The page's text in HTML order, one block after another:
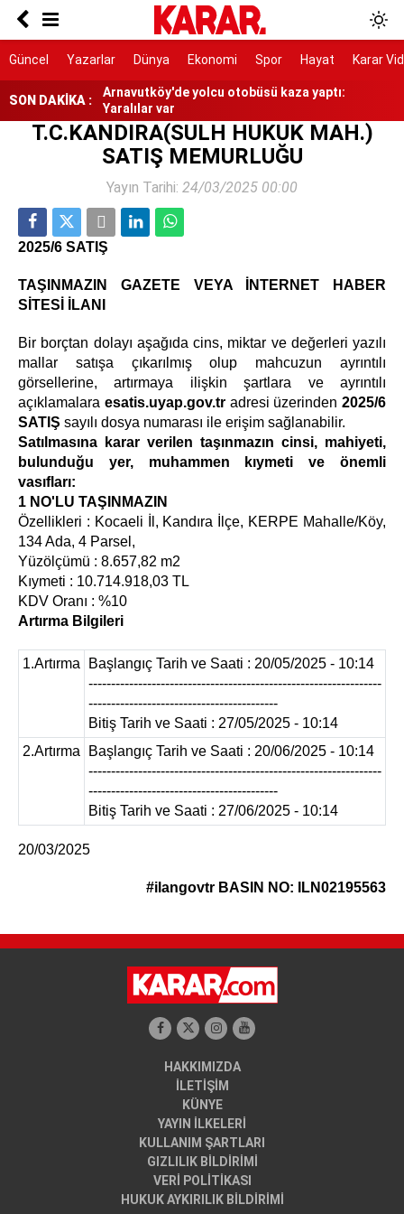
Güncel Yazarlar Dünya Ekonomi Spor Hayat Karar
SON DAKİKA :
YENİ Partili Özgür Karabat’tan Bakan Şimşek’e
“fabrika” tepkisi
Artvin'de insansız hava aracı bulundu
Arnavutköy'de yolcu otobüsü kaza yaptı:
Yaralılar var
Milyonlarca ev sahibine kötü haber: 2027 emlak
vergisinde yüzde 50 zam kapıda
5 yaşındaki Ada ve onu kurtarmaya çalışan
Derya boğuldu
CHP, Menderes'te aday çıkaracak
T.C.KANDIRA(SULH HUKUK MAH.)
SATIŞ MEMURLUĞU
Yayın Tarihi: 24/03/2025 00:00
2025/6 SATIŞ
TAŞINMAZIN GAZETE VEYA İNTERNET HABER
SİTESİ İLANI
Bir borçtan dolayı aşağıda cins, miktar ve değerleri yazılı
mallar satışa çıkarılmış olup mahcuzun ayrıntılı
görsellerine, artırmaya ilişkin şartlara ve ayrıntılı
açıklamalara esatis.uyap.gov.tradresi üzerinden 2025/6
SATIŞ sayılı dosya numarası ile erişim sağlanabilir.
Satılmasına karar verilen taşınmazın cinsi, mahiyeti,
bulunduğu yer, muhammen kıymeti ve önemli
vasıfları:
1 NO'LU TAŞINMAZIN
Özellikleri : Kocaeli İl, Kandıra İlçe, KERPE Mahalle/Köy,
134 Ada, 4 Parsel,
Yüzölçümü : 8.657,82 m2
Kıymeti : 10.714.918,03 TL
KDV Oranı : %10
Artırma Bilgileri
1.Artırma
Başlangıç Tarih ve Saati : 20/05/2025 - 10:14
-----------------------------------------------------------------
------------------------------------------
Bitiş Tarih ve Saati : 27/05/2025 - 10:14
2.Artırma
Başlangıç Tarih ve Saati : 20/06/2025 - 10:14
-----------------------------------------------------------------
------------------------------------------
Bitiş Tarih ve Saati : 27/06/2025 - 10:14
20/03/2025
#ilangovtr BASIN NO: ILN02195563
HAKKIMIZDA
İLETİŞİM
KÜNYE
YAYIN İLKELERİ
KULLANIM ŞARTLARI
GIZLILIK BİLDİRİMİ
VERİ POLİTİKASI
HUKUK AYKIRILIK BİLDİRİMİ